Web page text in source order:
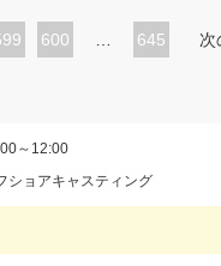
ペ
600 645 次
～12:00
ショアキャスティング